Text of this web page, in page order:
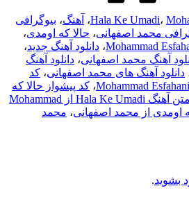
Hala Ke Umadi، ، آهنگ، بیوگرافی
محمد اصفهانی، حالا که اومدی،
، دانلود آهنگ جدید،
آهنگ محمد اصفهانی، دانلود آهنگ
دانلود آهنگ های محمد اصفهانی، کد
، کد پیشواز حالا که
متن آهنگ Hala Ke Umadi از Mohammad
اومدی از محمد اصفهانی، محمد
بشوید.